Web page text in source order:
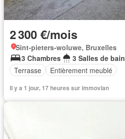
2 300 €/mois
Sint-pieters-woluwe, Bruxelles
3 Chambres
3 Salles de bain
Terrasse
Entièrement meublé
Il y a 1 jour, 17 heures sur immovlan